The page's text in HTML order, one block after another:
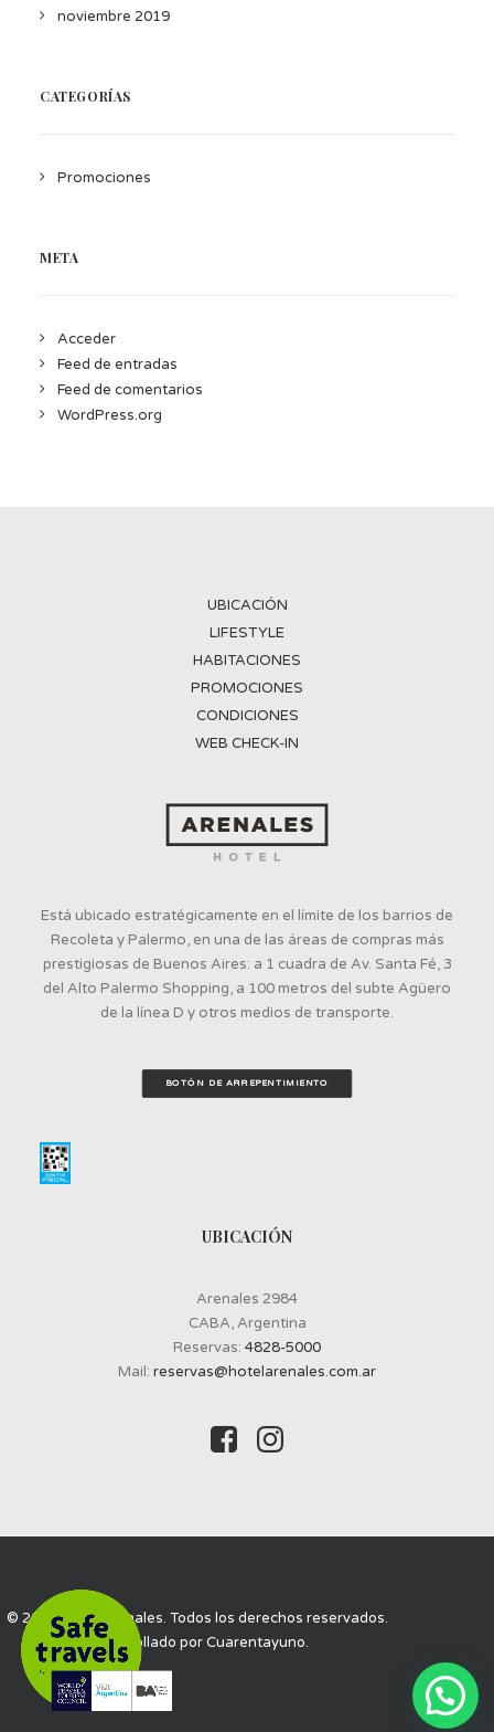
noviembre 2019
CATEGORÍAS
Promociones
META
Acceder
Feed de entradas
Feed de comentarios
WordPress.org
UBICACIÓN
LIFESTYLE
HABITACIONES
PROMOCIONES
CONDICIONES
WEB CHECK-IN
Está ubicado estratégicamente en el límite de los barrios de
Recoleta y Palermo, en una de las áreas de compras más
prestigiosas de Buenos Aires: a 1 cuadra de Av. Santa Fé, 3
del Alto Palermo Shopping, a 100 metros del subte Agüero
de la línea D y otros medios de transporte.
BOTÓN DE ARREPENTIMIENTO
UBICACIÓN
Arenales 2984
CABA, Argentina
Reservas: 4828-5000
Mail: reservas@hotelarenales.com.ar
© 2019 Hotel Arenales. Todos los derechos reservados.
Desarrollado porCuarentayuno.